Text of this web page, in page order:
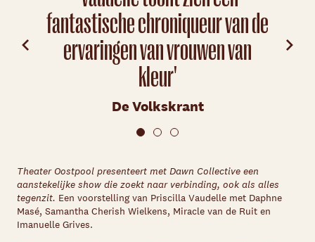
fantastische chroniqueur van de
ervaringen van vrouwen van
kleur'
De Volkskrant
Theater Oostpool presenteert met Dawn Collective een
aanstekelijke show die zoekt naar verbinding, ook als alles
tegenzit. Een voorstelling van Priscilla Vaudelle met Daphne
Masé, Samantha Cherish Wielkens, Miracle van de Ruit en
Imanuelle Grives.